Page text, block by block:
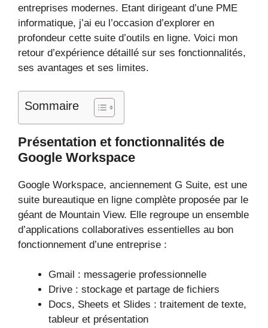
entreprises modernes. Etant dirigeant d’une PME
informatique, j’ai eu l’occasion d’explorer en
profondeur cette suite d’outils en ligne. Voici mon
retour d’expérience détaillé sur ses fonctionnalités,
ses avantages et ses limites.
Sommaire
Présentation et fonctionnalités de
Google Workspace
Google Workspace, anciennement G Suite, est une
suite bureautique en ligne complète proposée par le
géant de Mountain View. Elle regroupe un ensemble
d’applications collaboratives essentielles au bon
fonctionnement d’une entreprise :
Gmail : messagerie professionnelle
Drive : stockage et partage de fichiers
Docs, Sheets et Slides : traitement de texte,
tableur et présentation